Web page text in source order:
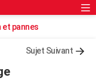
Rechercher
et pannes
Sujet Suivant